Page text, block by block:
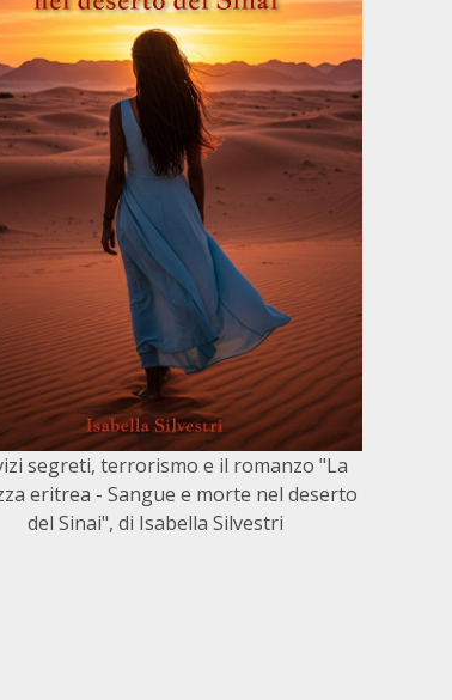
segreti, terrorismo e il romanzo "La
eritrea - Sangue e morte nel deserto
del Sinai", di Isabella Silvestri